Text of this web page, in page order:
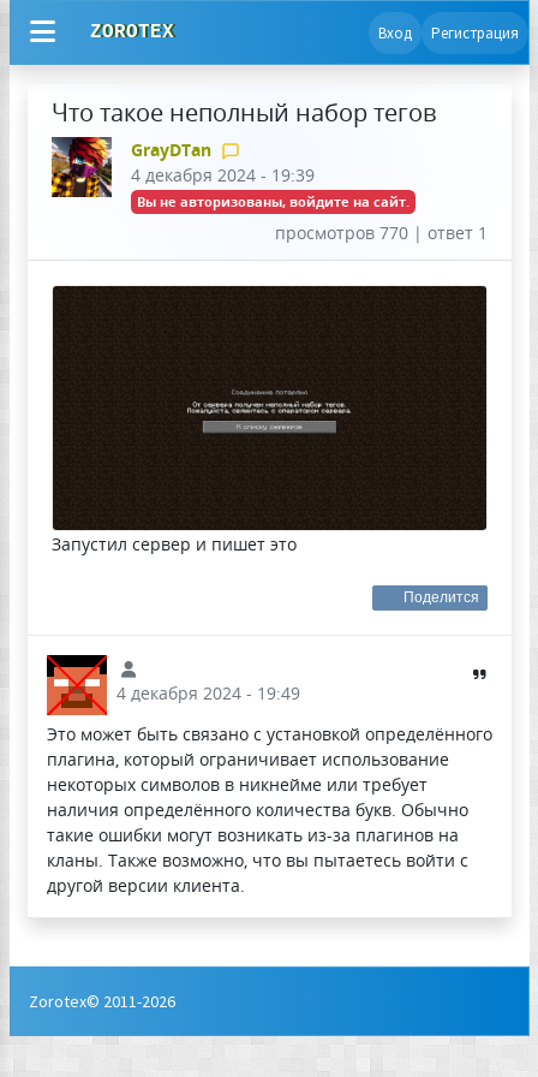
ZOROTEX Вход Регистрация
Что такое неполный набор тегов
GrayDTan
4 декабря 2024 - 19:39
Вы не авторизованы, войдите на сайт.
просмотров 770 | ответ 1
Запустил сервер и пишет это
Поделится
4 декабря 2024 - 19:49
Это может быть связано с установкой определённого
плагина, который ограничивает использование
некоторых символов в никнейме или требует
наличия определённого количества букв. Обычно
такие ошибки могут возникать из-за плагинов на
кланы. Также возможно, что вы пытаетесь войти с
другой версии клиента.
Zorotex© 2011-2026